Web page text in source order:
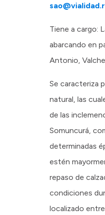
Tiene a cargo:
abarcando en
Antonio,
Se caracteriza
natural, las
de las
Somuncurá,
determinadas
estén
repaso de
condiciones
localizado entre